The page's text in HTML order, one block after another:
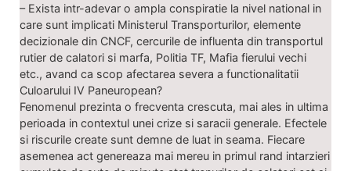
– Exista intr-adevar o ampla conspiratie la nivel national in
care sunt implicati Ministerul Transporturilor, elemente
decizionale din CNCF, cercurile de influenta din transportul
rutier de calatori si marfa, Politia TF, Mafia fierului vechi
etc., avand ca scop afectarea severa a functionalitatii
Culoarului IV Paneuropean?
Fenomenul prezinta o frecventa crescuta, mai ales in ultima
perioada in contextul unei crize si saracii generale. Efectele
si riscurile create sunt demne de luat in seama. Fiecare
asemenea act genereaza mai mereu in primul rand intarzieri